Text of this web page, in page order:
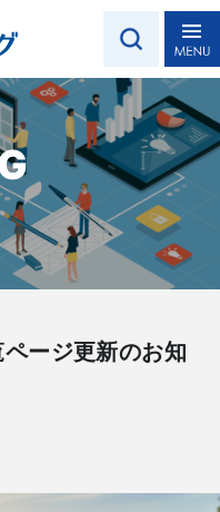
ージ更新のお知